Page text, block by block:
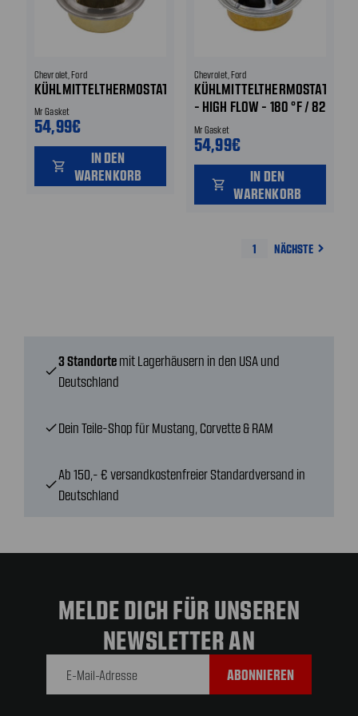
Chevrolet, Ford
KÜHLMITTELTHERMOSTAT
Mr Gasket
54,99€
shopping_cart
IN DEN
WARENKORB
Chevrolet, Ford
KÜHLMITTELTHERMOSTAT
- HIGH FLOW - 180 °F / 82
°C
Mr Gasket
54,99€
shopping_cart
IN DEN
WARENKORB
1 NÄCHSTE navigate_next
check
3 Standorte mit Lagerhäusern in den USA und
Deutschland
checkDein Teile-Shop für Mustang, Corvette & RAM
check
Ab 150,- € versandkostenfreier Standardversand in
Deutschland
MELDE DICH FÜR UNSEREN
NEWSLETTER AN